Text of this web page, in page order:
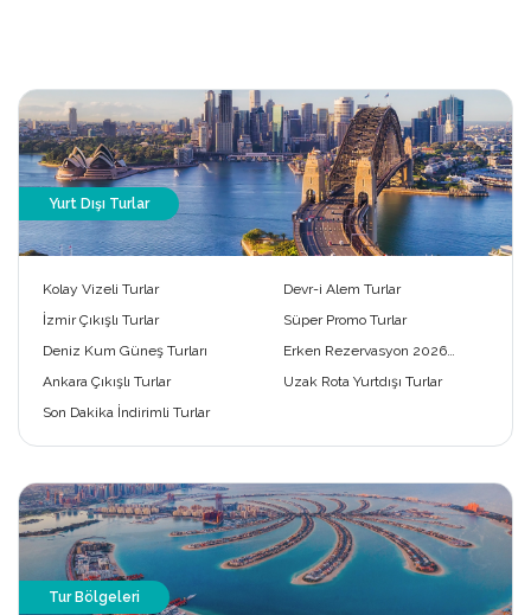
Yurt Dışı Turlar
Kolay Vizeli Turlar
Devr-i Alem Turlar
İzmir Çıkışlı Turlar
Süper Promo Turlar
Deniz Kum Güneş Turları
Erken Rezervasyon 2026
Ankara Çıkışlı Turlar
Uzak Rota Yurtdışı Turlar
Son Dakika İndirimli Turlar
Tur Bölgeleri